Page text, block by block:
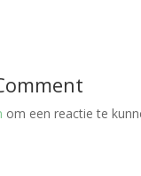
om een reactie te